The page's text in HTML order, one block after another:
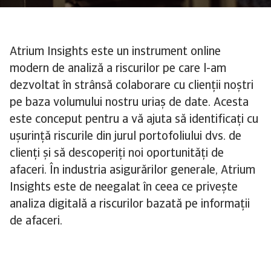
Atrium Insights este un instrument online
modern de analiză a riscurilor pe care l-am
dezvoltat în strânsă colaborare cu clienții noștri
pe baza volumului nostru uriaș de date. Acesta
este conceput pentru a vă ajuta să identificați cu
ușurință riscurile din jurul portofoliului dvs. de
clienți și să descoperiți noi oportunități de
afaceri. În industria asigurărilor generale, Atrium
Insights este de neegalat în ceea ce privește
analiza digitală a riscurilor bazată pe informații
de afaceri.